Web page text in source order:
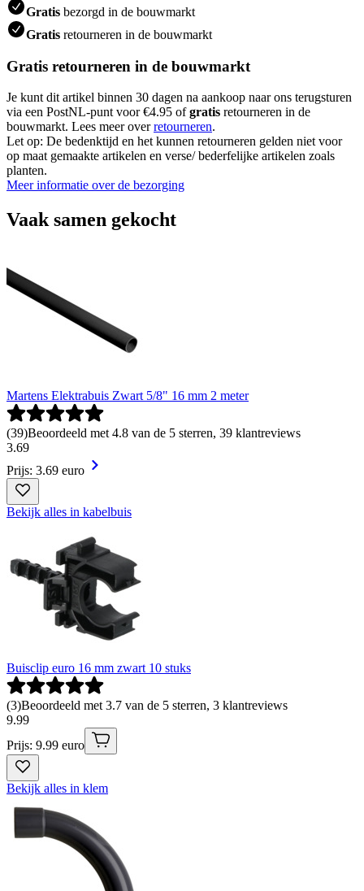
Gratis bezorgd in de bouwmarkt
Gratis retourneren in de bouwmarkt
Gratis retourneren in de bouwmarkt
Je kunt dit artikel binnen 30 dagen na aankoop naar ons terugsturen
via een PostNL-punt voor €4.95 ofgratis retourneren in de
bouwmarkt. Lees meer overretourneren.
Let op: De bedenktijd en het kunnen retourneren gelden niet voor
op maat gemaakte artikelen en verse/ bederfelijke artikelen zoals
planten.
Meer informatie over de bezorging
Vaak samen gekocht
Martens Elektrabuis Zwart 5/8" 16 mm 2 meter
(39)Beoordeeld met 4.8 van de 5 sterren, 39 klantreviews
3.69
Prijs: 3.69 euro
Bekijk alles in kabelbuis
Buisclip euro 16 mm zwart 10 stuks
(3)Beoordeeld met 3.7 van de 5 sterren, 3 klantreviews
9.99
Prijs: 9.99 euro
Bekijk alles in klem